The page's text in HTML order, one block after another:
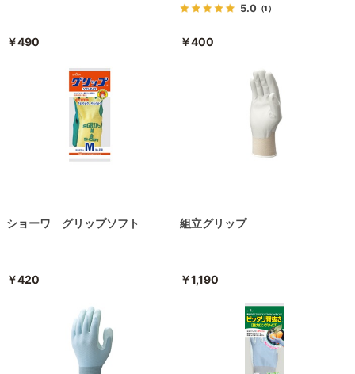
￥490
5.0 （1）
￥400
ショーワ グリップソフト
￥420
組立グリップ
￥1,190